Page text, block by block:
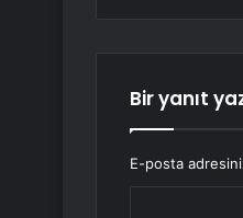
Bir yanıt
E-posta